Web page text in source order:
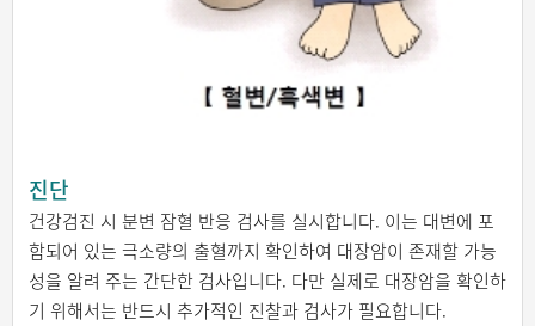
진단
건강검진 시 분변 잠혈 반응 검사를 실시합니다. 이는 대변에 포
함되어 있는 극소량의 출혈까지 확인하여 대장암이 존재할 가능
성을 알려 주는 간단한 검사입니다. 다만 실제로 대장암을 확인하
기 위해서는 반드시 추가적인 진찰과 검사가 필요합니다.